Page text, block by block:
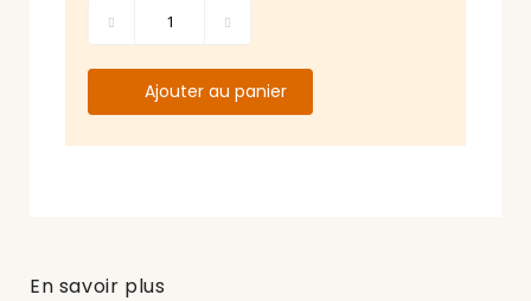
Ajouter au panier
En savoir plus